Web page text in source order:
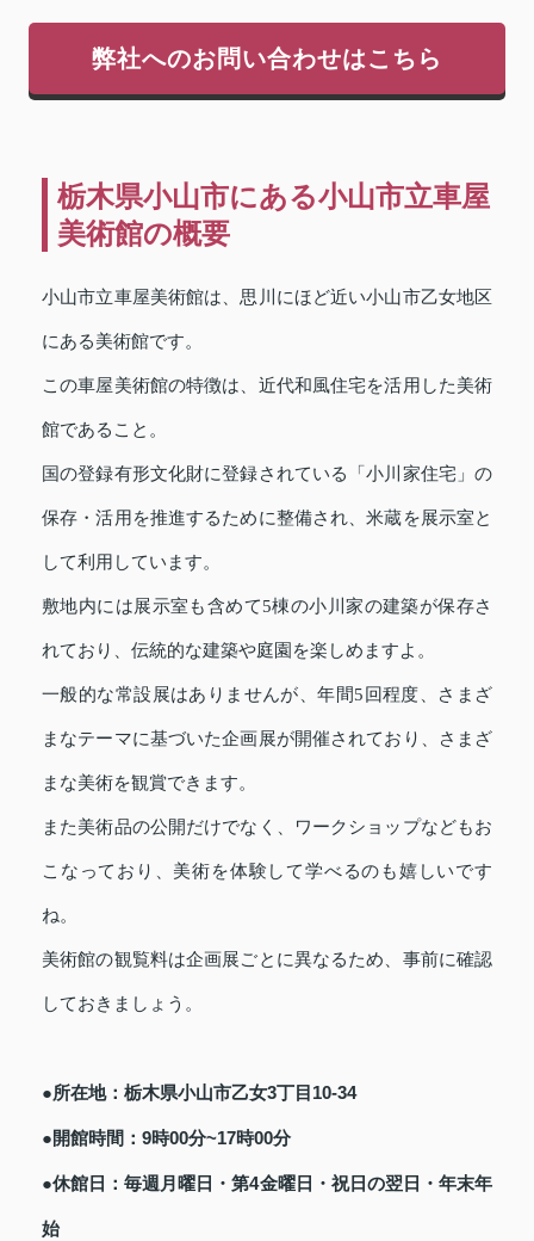
弊社へのお問い合わせはこちら
栃木県小山市にある小山市立車屋
美術館の概要
小山市立車屋美術館は、思川にほど近い小山市乙女地区
にある美術館です。
この車屋美術館の特徴は、近代和風住宅を活用した美術
館であること。
国の登録有形文化財に登録されている「小川家住宅」の
保存・活用を推進するために整備され、米蔵を展示室と
して利用しています。
敷地内には展示室も含めて5棟の小川家の建築が保存さ
れており、伝統的な建築や庭園を楽しめますよ。
一般的な常設展はありませんが、年間5回程度、さまざ
まなテーマに基づいた企画展が開催されており、さまざ
まな美術を観賞できます。
また美術品の公開だけでなく、ワークショップなどもお
こなっており、美術を体験して学べるのも嬉しいです
ね。
美術館の観覧料は企画展ごとに異なるため、事前に確認
しておきましょう。
●所在地：栃木県小山市乙女3丁目10-34
●開館時間：9時00分~17時00分
●休館日：毎週月曜日・第4金曜日・祝日の翌日・年末年
始